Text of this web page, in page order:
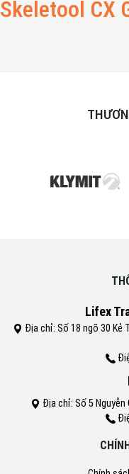
Skeletool CX
Lifex
Địa chỉ: Số 18 ngõ 30 Kẻ
Địa chỉ: Số 5 Nguyễn